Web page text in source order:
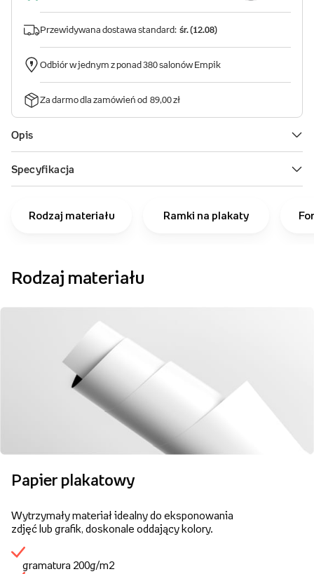
Rodzaj materiału Ramki na plakaty
Rodzaj materiału
Papier plakatowy
Wytrzymały materiał idealny do eksponowania
zdjęć lub grafik, doskonale oddający kolory.
gramatura 200g/m2